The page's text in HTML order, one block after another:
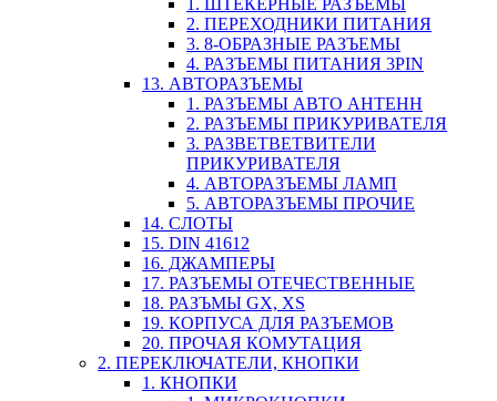
1. ШТЕКЕРНЫЕ РАЗЪЕМЫ
2. ПЕРЕХОДНИКИ ПИТАНИЯ
3. 8-ОБРАЗНЫЕ РАЗЪЕМЫ
4. РАЗЪЕМЫ ПИТАНИЯ 3PIN
13. АВТОРАЗЪЕМЫ
1. РАЗЪЕМЫ АВТО АНТЕНН
2. РАЗЪЕМЫ ПРИКУРИВАТЕЛЯ
3. РАЗВЕТВЕТВИТЕЛИ
ПРИКУРИВАТЕЛЯ
4. АВТОРАЗЪЕМЫ ЛАМП
5. АВТОРАЗЪЕМЫ ПРОЧИЕ
14. СЛОТЫ
15. DIN 41612
16. ДЖАМПЕРЫ
17. РАЗЪЕМЫ ОТЕЧЕСТВЕННЫЕ
18. РАЗЪМЫ GX, XS
19. КОРПУСА ДЛЯ РАЗЪЕМОВ
20. ПРОЧАЯ КОМУТАЦИЯ
2. ПЕРЕКЛЮЧАТЕЛИ, КНОПКИ
1. КНОПКИ